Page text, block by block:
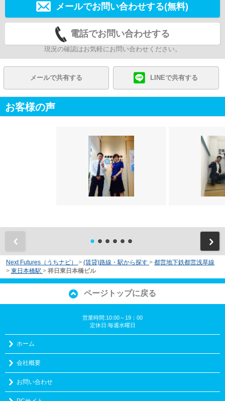
メールでお問い合わせする(無料)
電話でお問い合わせする
現況の確認はお気軽にお問い合わせください。
メールで共有する LINEで共有する
お客様の声
Next Futures（うちナビ） > (賃貸)路線・駅から探す > 都営地下鉄都営浅草線
> 東日本橋駅 > 祥日東日本橋ビル
ページトップに戻る
営業時間:10:00～19：00
定休日:毎週水曜日
ホーム
会社概要
お問い合わせ